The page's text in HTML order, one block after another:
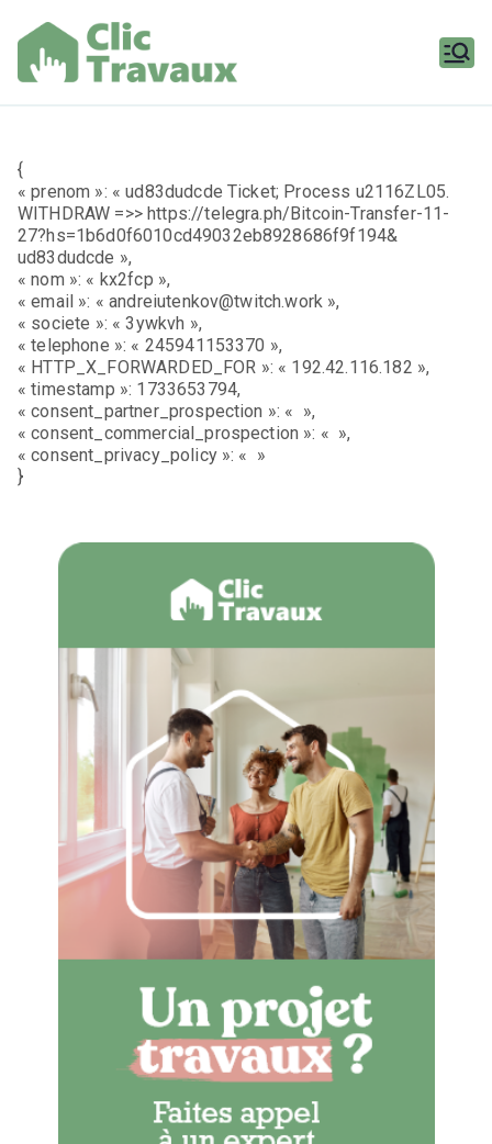
contenu
{
« prenom »: « ud83dudcde Ticket; Process u2116ZL05.
WITHDRAW =>> https://telegra.ph/Bitcoin-Transfer-11-
27?hs=1b6d0f6010cd49032eb8928686f9f194&
ud83dudcde »,
« nom »: « kx2fcp »,
« email »: « andreiutenkov@twitch.work »,
« societe »: « 3ywkvh »,
« telephone »: « 245941153370 »,
« HTTP_X_FORWARDED_FOR »: « 192.42.116.182 »,
« timestamp »: 1733653794,
« consent_partner_prospection »: « »,
« consent_commercial_prospection »: « »,
« consent_privacy_policy »: « »
}